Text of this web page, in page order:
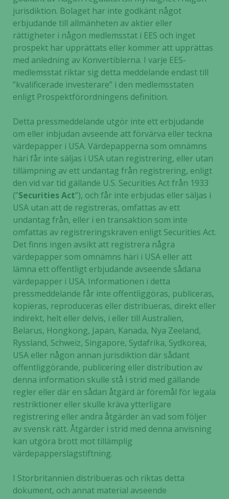
jurisdiktion. Bolaget har inte godkänt något
erbjudande till allmänheten av aktier eller
rättigheter i någon medlemsstat i EES och inget
prospekt har upprättats eller kommer att upprättas
med anledning av Konvertiblerna. I varje EES-
medlemsstat riktar sig detta meddelande endast till
”kvalificerade investerare” i den medlemsstaten
enligt Prospektförordningens definition.
Detta pressmeddelande utgör inte ett erbjudande
om eller inbjudan avseende att förvärva eller teckna
värdepapper i USA. Värdepapperna som omnämns
häri får inte säljas i USA utan registrering, eller utan
tillämpning av ett undantag från registrering, enligt
den vid var tid gällande U.S. Securities Act från 1933
(”Securities Act”), och får inte erbjudas eller säljas i
USA utan att de registreras, omfattas av ett
undantag från, eller i en transaktion som inte
omfattas av registreringskraven enligt Securities Act.
Det finns ingen avsikt att registrera några
värdepapper som omnämns häri i USA eller att
lämna ett offentligt erbjudande avseende sådana
värdepapper i USA. Informationen i detta
pressmeddelande får inte offentliggöras, publiceras,
kopieras, reproduceras eller distribueras, direkt eller
indirekt, helt eller delvis, i eller till Australien,
Belarus, Hongkong, Japan, Kanada, Nya Zeeland,
Ryssland, Schweiz, Singapore, Sydafrika, Sydkorea,
USA eller någon annan jurisdiktion där sådant
offentliggörande, publicering eller distribution av
denna information skulle stå i strid med gällande
regler eller där en sådan åtgärd är föremål för legala
restriktioner eller skulle kräva ytterligare
registrering eller andra åtgärder än vad som följer
av svensk rätt. Åtgärder i strid med denna anvisning
kan utgöra brott mot tillämplig
värdepapperslagstiftning.
I Storbritannien distribueras och riktas detta
dokument, och annat material avseende
möjligt
under ditt
besök. Om
du nekar de
här kakorna
kommer viss
funktionalitet
att försvinna
från
Marknadsföring
Genom att dela
med dig av dina
intressen och ditt
beteende när du
surfar ökar du
chansen att få se
personligt
anpassat innehåll
och erbjudanden.